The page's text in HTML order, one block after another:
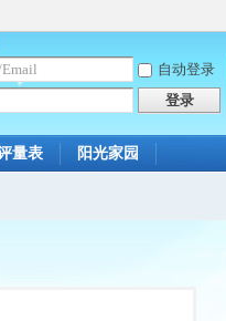
自动登录
登录
量表 阳光家园